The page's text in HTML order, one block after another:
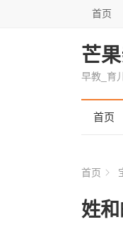
首页
芒
早教_育
首页
首页
姓